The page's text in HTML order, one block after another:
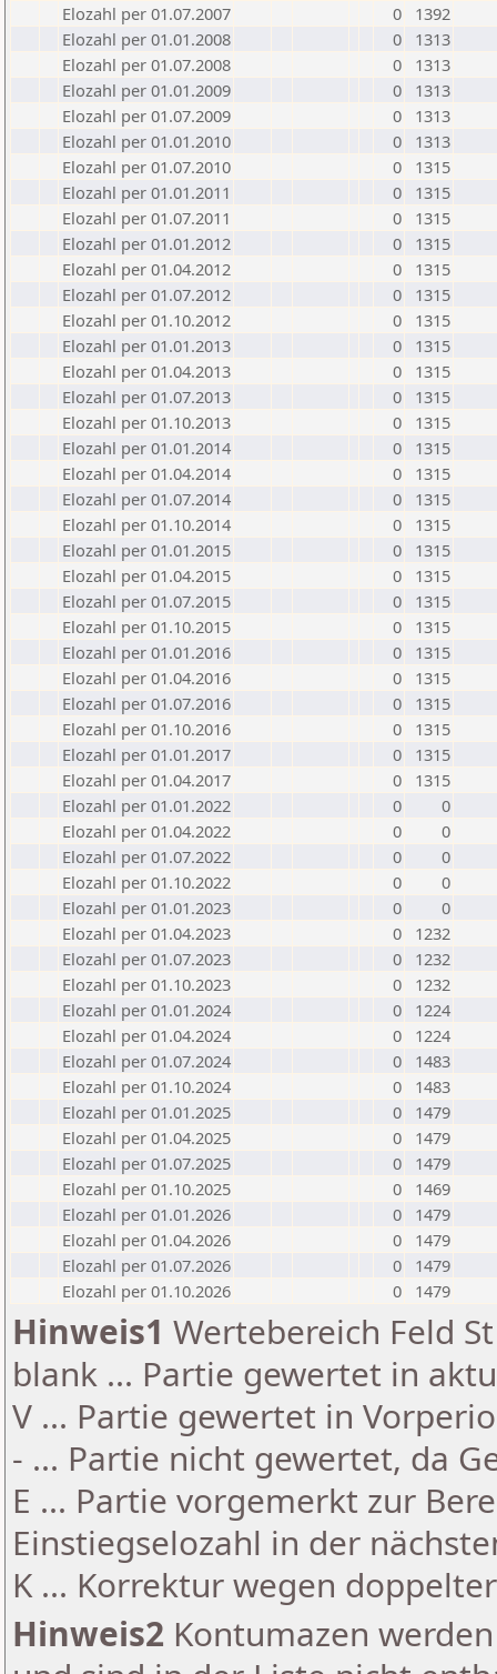
Elozahl per 01.07.2007
0
1392
Elozahl per 01.01.2008
0
1313
Elozahl per 01.07.2008
0
1313
Elozahl per 01.01.2009
0
1313
Elozahl per 01.07.2009
0
1313
Elozahl per 01.01.2010
0
1313
Elozahl per 01.07.2010
0
1315
Elozahl per 01.01.2011
0
1315
Elozahl per 01.07.2011
0
1315
Elozahl per 01.01.2012
0
1315
Elozahl per 01.04.2012
0
1315
Elozahl per 01.07.2012
0
1315
Elozahl per 01.10.2012
0
1315
Elozahl per 01.01.2013
0
1315
Elozahl per 01.04.2013
0
1315
Elozahl per 01.07.2013
0
1315
Elozahl per 01.10.2013
0
1315
Elozahl per 01.01.2014
0
1315
Elozahl per 01.04.2014
0
1315
Elozahl per 01.07.2014
0
1315
Elozahl per 01.10.2014
0
1315
Elozahl per 01.01.2015
0
1315
Elozahl per 01.04.2015
0
1315
Elozahl per 01.07.2015
0
1315
Elozahl per 01.10.2015
0
1315
Elozahl per 01.01.2016
0
1315
Elozahl per 01.04.2016
0
1315
Elozahl per 01.07.2016
0
1315
Elozahl per 01.10.2016
0
1315
Elozahl per 01.01.2017
0
1315
Elozahl per 01.04.2017
0
1315
Elozahl per 01.01.2022
0
0
Elozahl per 01.04.2022
0
0
Elozahl per 01.07.2022
0
0
Elozahl per 01.10.2022
0
0
Elozahl per 01.01.2023
0
0
Elozahl per 01.04.2023
0
1232
Elozahl per 01.07.2023
0
1232
Elozahl per 01.10.2023
0
1232
Elozahl per 01.01.2024
0
1224
Elozahl per 01.04.2024
0
1224
Elozahl per 01.07.2024
0
1483
Elozahl per 01.10.2024
0
1483
Elozahl per 01.01.2025
0
1479
Elozahl per 01.04.2025
0
1479
Elozahl per 01.07.2025
0
1479
Elozahl per 01.10.2025
0
1469
Elozahl per 01.01.2026
0
1479
Elozahl per 01.04.2026
0
1479
Elozahl per 01.07.2026
0
1479
Elozahl per 01.10.2026
0 1479
Hinweis1 Wertebereich Feld
blank ... Partie gewertet in
V ... Partie gewertet in
- ... Partie nicht gewertet, da
E ... Partie vorgemerkt zur
Einstiegselozahl in der
K ... Korrektur wegen
Hinweis2 Kontumazen